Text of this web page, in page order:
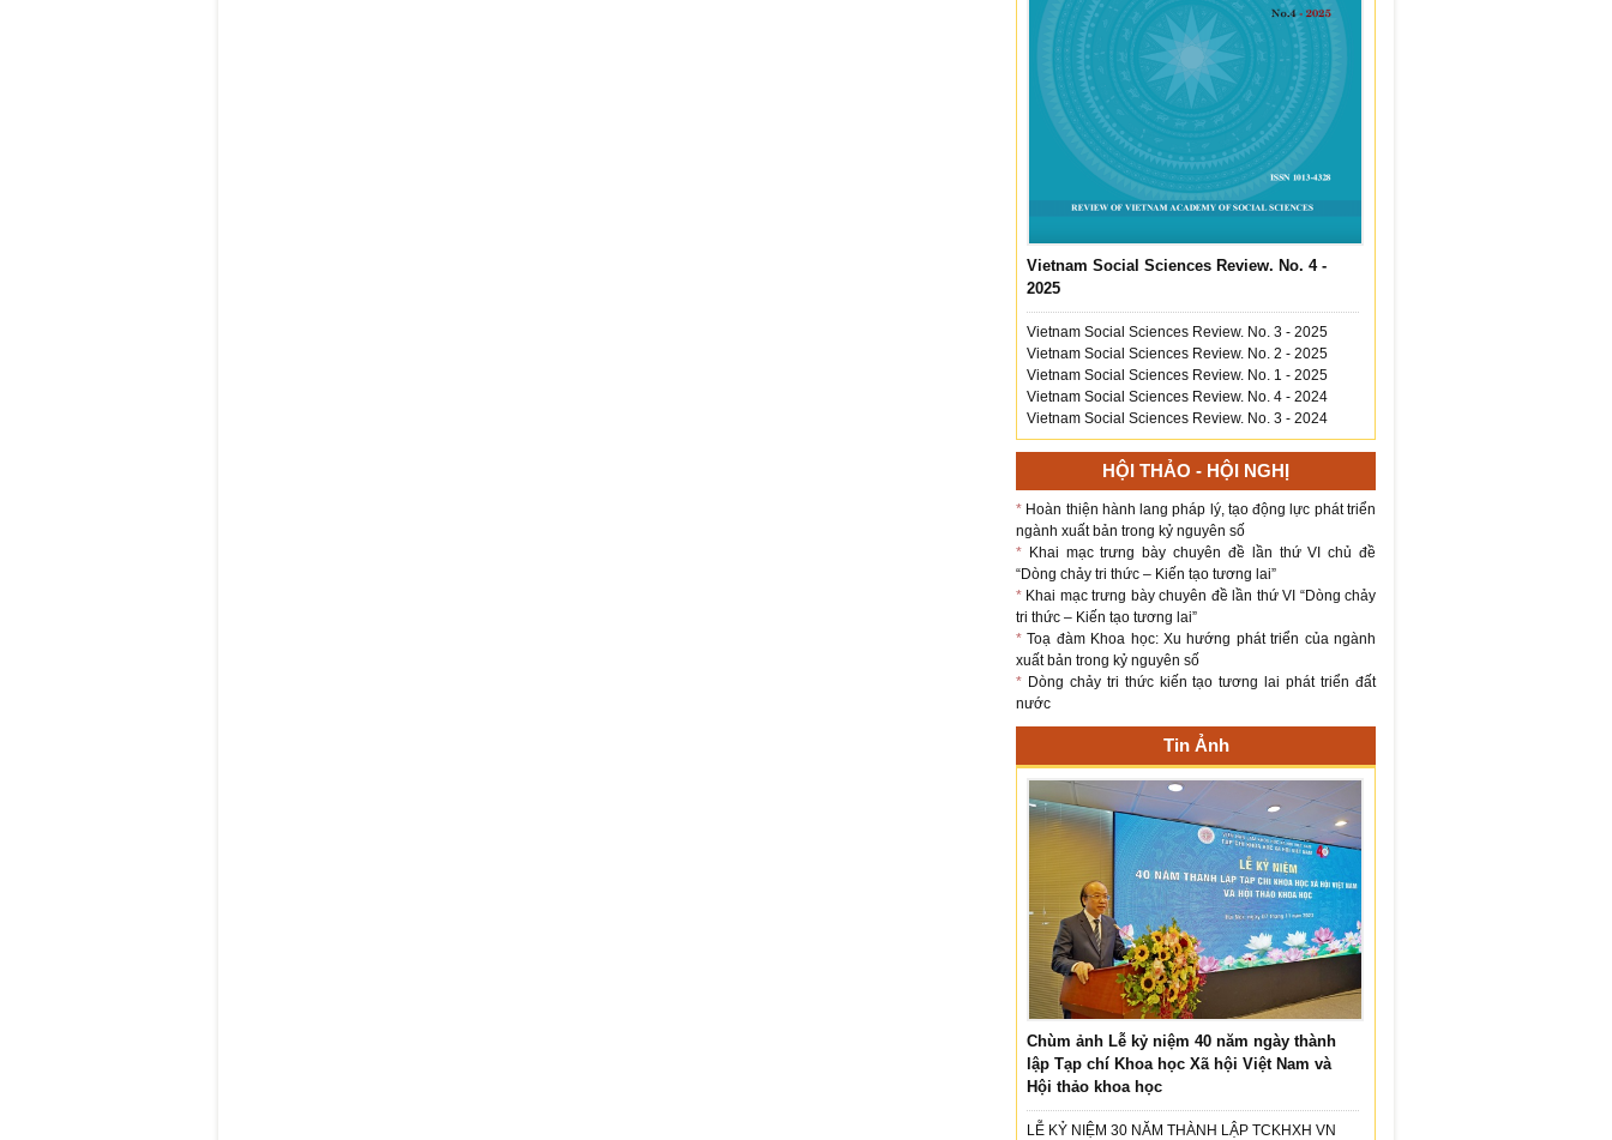
Vietnam Social Sciences Review. No. 4 -
2025
Vietnam Social Sciences Review. No. 3 - 2025
Vietnam Social Sciences Review. No. 2 - 2025
Vietnam Social Sciences Review. No. 1 - 2025
Vietnam Social Sciences Review. No. 4 - 2024
Vietnam Social Sciences Review. No. 3 - 2024
HỘI THẢO - HỘI NGHỊ
* Hoàn thiện hành lang pháp lý, tạo động lực phát triển
ngành xuất bản trong kỷ nguyên số
* Khai mạc trưng bày chuyên đề lần thứ VI chủ đề
“Dòng chảy tri thức – Kiến tạo tương lai”
* Khai mạc trưng bày chuyên đề lần thứ VI “Dòng chảy
tri thức – Kiến tạo tương lai”
*Toạ đàm Khoa học: Xu hướng phát triển của ngành
xuất bản trong kỷ nguyên số
* Dòng chảy tri thức kiến tạo tương lai phát triển đất
nước
Tin Ảnh
Chùm ảnh Lễ kỷ niệm 40 năm ngày thành
lập Tạp chí Khoa học Xã hội Việt Nam và
Hội thảo khoa học
LỄ KỶ NIỆM 30 NĂM THÀNH LẬP TCKHXH VN